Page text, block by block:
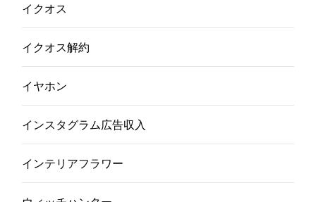
イクオス
イクオス解約
イヤホン
インスタグラム広告収入
インテリアフラワー